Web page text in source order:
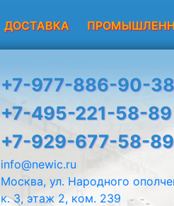
ДОСТАВКА
+7-977-886-90-
+7-495-221-58-89
+7-929-677-58-89
info@newic.ru
Москва, ул. Народного
к. 3, этаж 2, ком. 239